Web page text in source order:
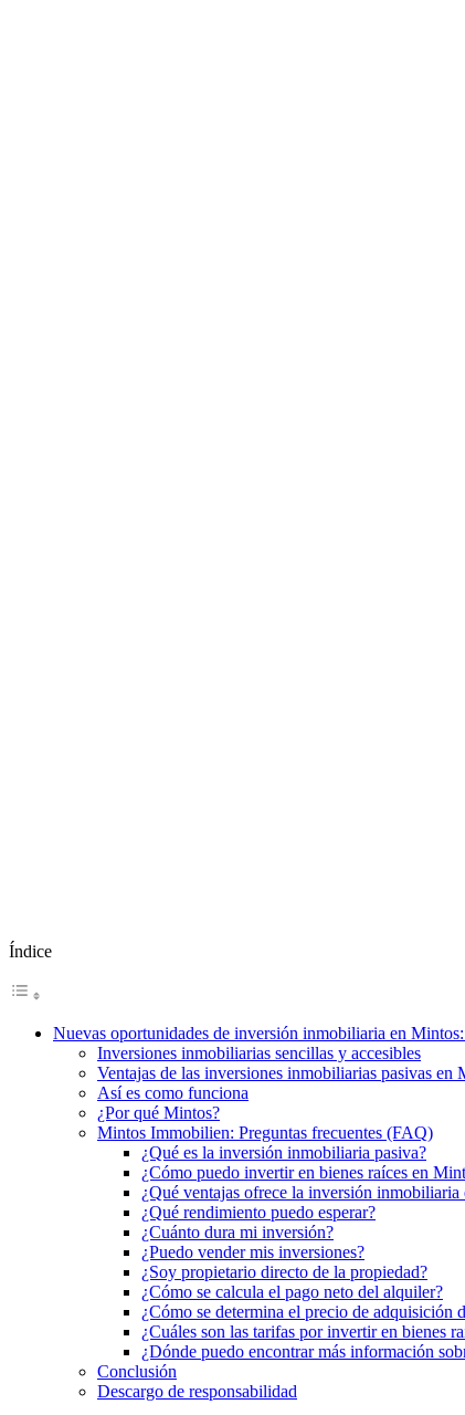
Índice
Nuevas oportunidades de inversión inmobiliaria en
Inversiones inmobiliarias sencillas y accesibles
Ventajas de las inversiones inmobiliarias pasivas en
Así es como funciona
¿Por qué Mintos?
Mintos Immobilien: Preguntas frecuentes (FAQ)
¿Qué es la inversión inmobiliaria pasiva?
¿Cómo puedo invertir en bienes raíces en
¿Qué ventajas ofrece la inversión inmobiliaria
¿Qué rendimiento puedo esperar?
¿Cuánto dura mi inversión?
¿Puedo vender mis inversiones?
¿Soy propietario directo de la propiedad?
¿Cómo se calcula el pago neto del alquiler?
¿Cómo se determina el precio de adquisición
¿Cuáles son las tarifas por invertir en bienes
¿Dónde puedo encontrar más información
Conclusión
Descargo de responsabilidad